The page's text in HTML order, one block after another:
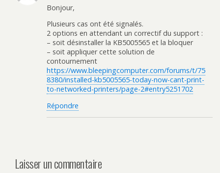
Bonjour,
Plusieurs cas ont été signalés.
2 options en attendant un correctif du support :
– soit désinstaller la KB5005565 et la bloquer
– soit appliquer cette solution de
contournement
https://www.bleepingcomputer.com/forums/t/75
8380/installed-kb5005565-today-now-cant-print-
to-networked-printers/page-2#entry5251702
Répondre
Laisser un commentaire